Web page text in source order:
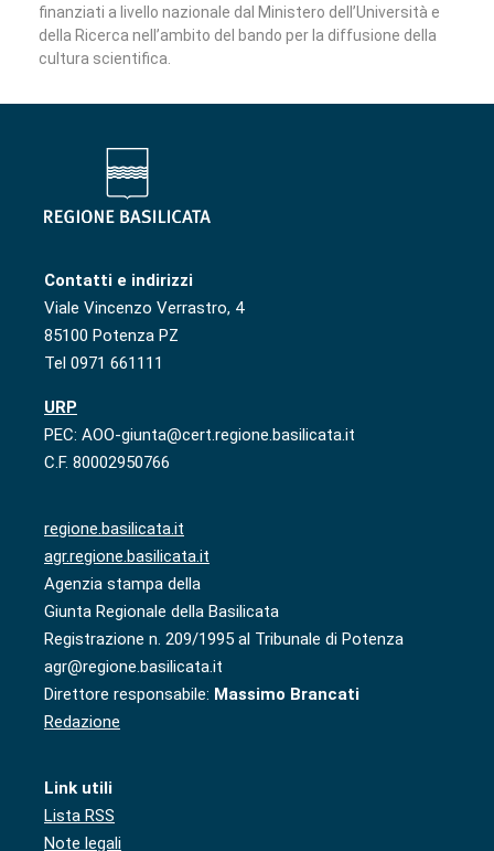
finanziati a livello nazionale dal Ministero dell’Università e
della Ricerca nell’ambito del bando per la diffusione della
cultura scientifica.
Contatti e indirizzi
Viale Vincenzo Verrastro, 4
85100 Potenza PZ
Tel 0971 661111
URP
PEC: AOO-giunta@cert.regione.basilicata.it
C.F. 80002950766
regione.basilicata.it
agr.regione.basilicata.it
Agenzia stampa della
Giunta Regionale della Basilicata
Registrazione n. 209/1995 al Tribunale di Potenza
agr@regione.basilicata.it
Direttore responsabile: Massimo Brancati
Redazione
Link utili
Lista RSS
Note legali